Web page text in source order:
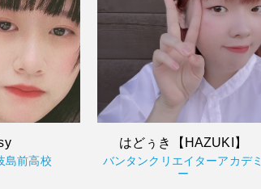
島前高校
はどぅき【HAZUKI】
バンタンクリエイターアカデミ
ー